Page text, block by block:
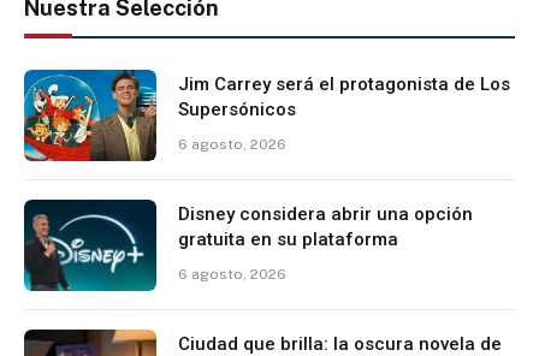
Nuestra Selección
Jim Carrey será el protagonista de Los
Supersónicos
6 agosto, 2026
Disney considera abrir una opción
gratuita en su plataforma
6 agosto, 2026
Ciudad que brilla: la oscura novela de